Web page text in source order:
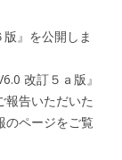
版』を公開しま
改訂５ａ版』
報告いただいた
のページをご覧